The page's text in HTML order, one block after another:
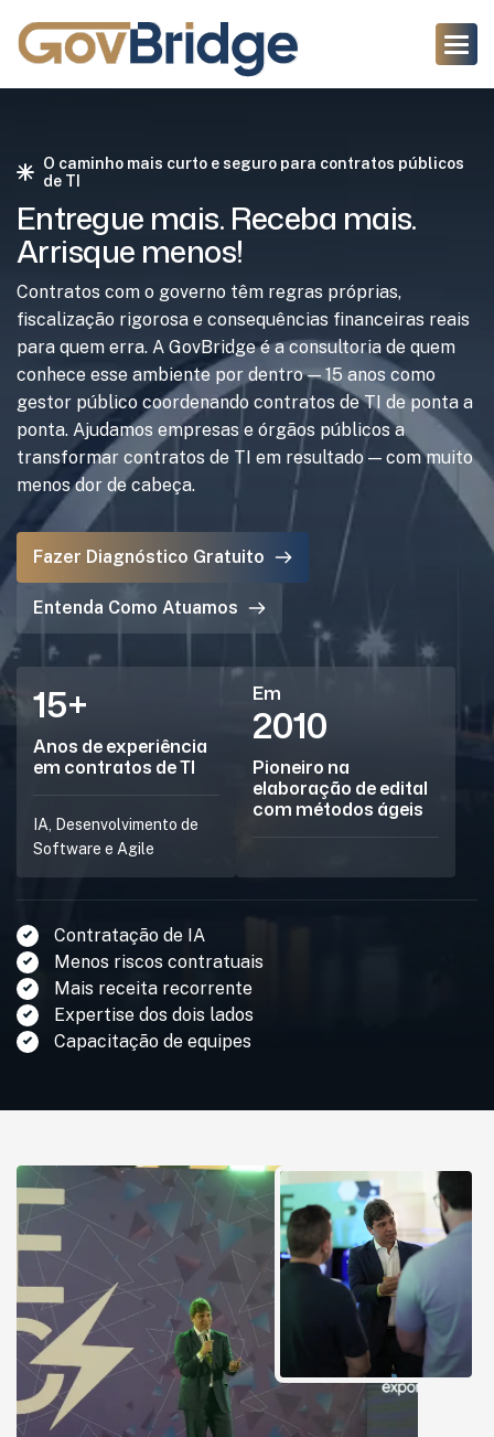
O caminho mais curto e seguro para contratos públicos
de TI
Entregue mais. Receba mais.
Arrisque menos!
Contratos com o governo têm regras próprias,
fiscalização rigorosa e consequências financeiras reais
para quem erra. A GovBridge é a consultoria de quem
conhece esse ambiente por dentro — 15 anos como
gestor público coordenando contratos de TI de ponta a
ponta. Ajudamos empresas e órgãos públicos a
transformar contratos de TI em resultado — com muito
menos dor de cabeça.
Fazer Diagnóstico Gratuito
Entenda Como Atuamos
15+
Anos de experiência
em contratos de TI
IA, Desenvolvimento de
Software e Agile
Em
2010
Pioneiro na
elaboração de edital
com métodos ágeis
Contratação de IA
Menos riscos contratuais
Mais receita recorrente
Expertise dos dois lados
Capacitação de equipes